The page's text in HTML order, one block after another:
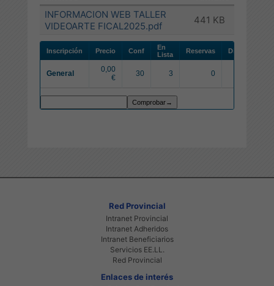
INFORMACION WEB TALLER
VIDEOARTE FICAL2025.pdf
441 KB
Inscripción Precio Conf
En
Lista
Reservas Disponibles
General
0,00
€
30 3 0
Red Provincial
Intranet Provincial
Intranet Adheridos
Intranet Beneficiarios
Servicios EE.LL.
Red Provincial
Enlaces de interés